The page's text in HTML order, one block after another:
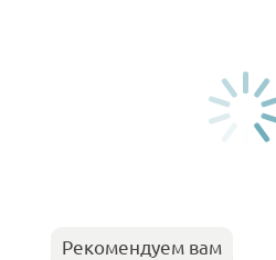
Рекомендуем вам